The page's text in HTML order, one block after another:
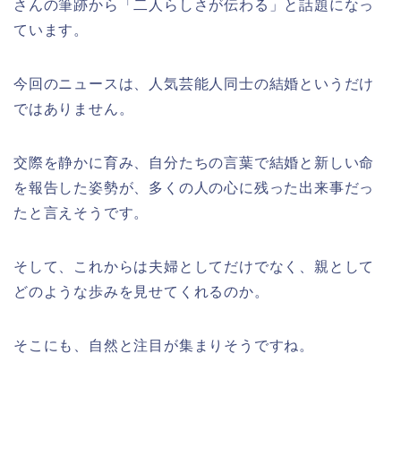
さんの筆跡から「二人らしさが伝わる」と話題になっ
ています。
今回のニュースは、人気芸能人同士の結婚というだけ
ではありません。
交際を静かに育み、自分たちの言葉で結婚と新しい命
を報告した姿勢が、多くの人の心に残った出来事だっ
たと言えそうです。
そして、これからは夫婦としてだけでなく、親として
どのような歩みを見せてくれるのか。
そこにも、自然と注目が集まりそうですね。